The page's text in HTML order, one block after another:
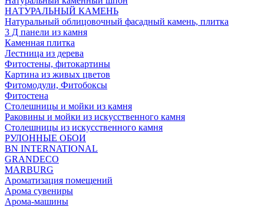
НАТУРАЛЬНЫЙ КАМЕНЬ
Натуральный облицовочный фасадный камень, плитка
3 Д панели из камня
Каменная плитка
Лестница из дерева
Фитостены, фитокартины
Картина из живых цветов
Фитомодули, Фитобоксы
Фитостена
Столешницы и мойки из камня
Раковины и мойки из искусственного камня
Столешницы из искусственного камня
РУЛОННЫЕ ОБОИ
BN INTERNATIONAL
GRANDECO
MARBURG
Ароматизация помещений
Арома сувениры
Арома-машины